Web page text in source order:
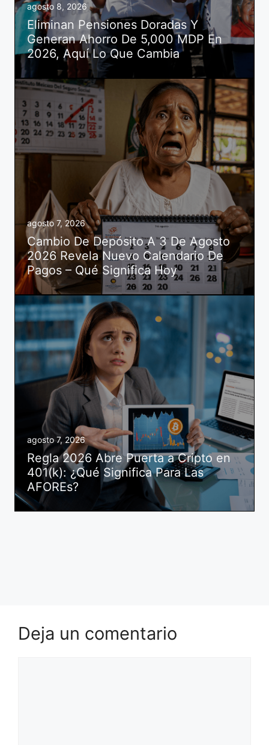
agosto 8, 2026
Eliminan Pensiones Doradas Y
Generan Ahorro De 5,000 MDP En
2026, Aquí Lo Que Cambia
agosto 7, 2026
Cambio De Depósito A 3 De Agosto
2026 Revela Nuevo Calendario De
Pagos – Qué Significa Hoy
agosto 7, 2026
Regla 2026 Abre Puerta a Cripto en
401(k): ¿Qué Significa Para Las
AFOREs?
Deja un comentario